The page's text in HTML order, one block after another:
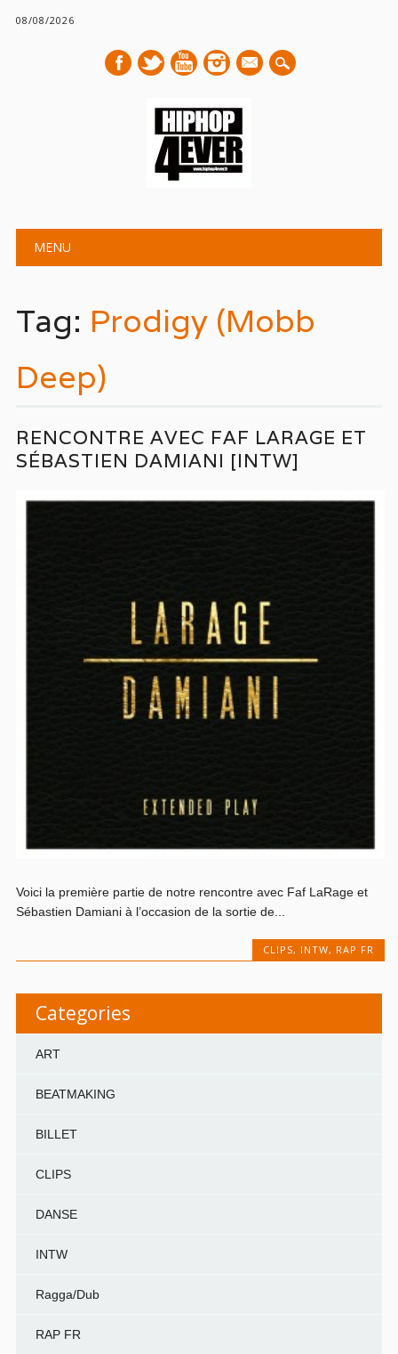
08/08/2026
mail
Main menu
MENU
Tag: Prodigy (Mobb
Deep)
RENCONTRE AVEC FAF LARAGE ET
SÉBASTIEN DAMIANI [INTW]
Voici la première partie de notre rencontre avec Faf LaRage et
Sébastien Damiani à l’occasion de la sortie de...
CLIPS, INTW, RAP FR
Categories
ART
BEATMAKING
BILLET
CLIPS
DANSE
INTW
Ragga/Dub
RAP FR